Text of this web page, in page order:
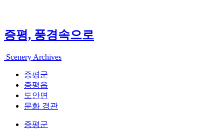
증평, 풍경속으로
Scenery Archives
증평군
증평읍
도안면
문화 경관
증평군